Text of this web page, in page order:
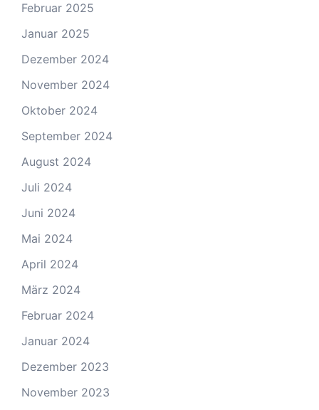
Februar 2025
Januar 2025
Dezember 2024
November 2024
Oktober 2024
September 2024
August 2024
Juli 2024
Juni 2024
Mai 2024
April 2024
März 2024
Februar 2024
Januar 2024
Dezember 2023
November 2023